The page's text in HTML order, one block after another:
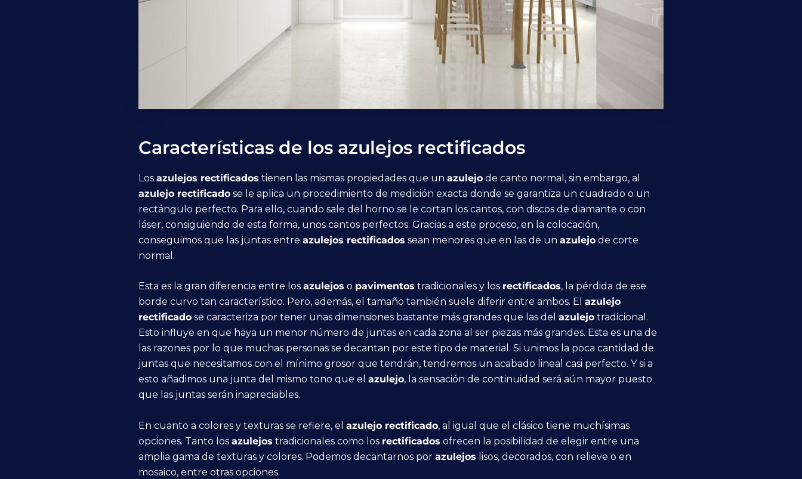
Características de los azulejos rectificados
Los azulejos rectificados tienen las mismas propiedades que un azulejo de canto normal, sin embargo, al
azulejo rectificado se le aplica un procedimiento de medición exacta donde se garantiza un cuadrado o un
rectángulo perfecto. Para ello, cuando sale del horno se le cortan los cantos, con discos de diamante o con
láser, consiguiendo de esta forma, unos cantos perfectos. Gracias a este proceso, en la colocación,
conseguimos que las juntas entre azulejos rectificados sean menores que en las de un azulejo de corte
normal.
Esta es la gran diferencia entre los azulejos o pavimentos tradicionales y los rectificados, la pérdida de ese
borde curvo tan característico. Pero, además, el tamaño también suele diferir entre ambos. El azulejo
rectificado se caracteriza por tener unas dimensiones bastante más grandes que las del azulejo tradicional.
Esto influye en que haya un menor número de juntas en cada zona al ser piezas más grandes. Esta es una de
las razones por lo que muchas personas se decantan por este tipo de material. Si unimos la poca cantidad de
juntas que necesitamos con el mínimo grosor que tendrán, tendremos un acabado lineal casi perfecto. Y si a
esto añadimos una junta del mismo tono que el azulejo, la sensación de continuidad será aún mayor puesto
que las juntas serán inapreciables.
En cuanto a colores y texturas se refiere, el azulejo rectificado, al igual que el clásico tiene muchísimas
opciones. Tanto los azulejos tradicionales como los rectificados ofrecen la posibilidad de elegir entre una
amplia gama de texturas y colores. Podemos decantarnos por azulejos lisos, decorados, con relieve o en
mosaico, entre otras opciones.